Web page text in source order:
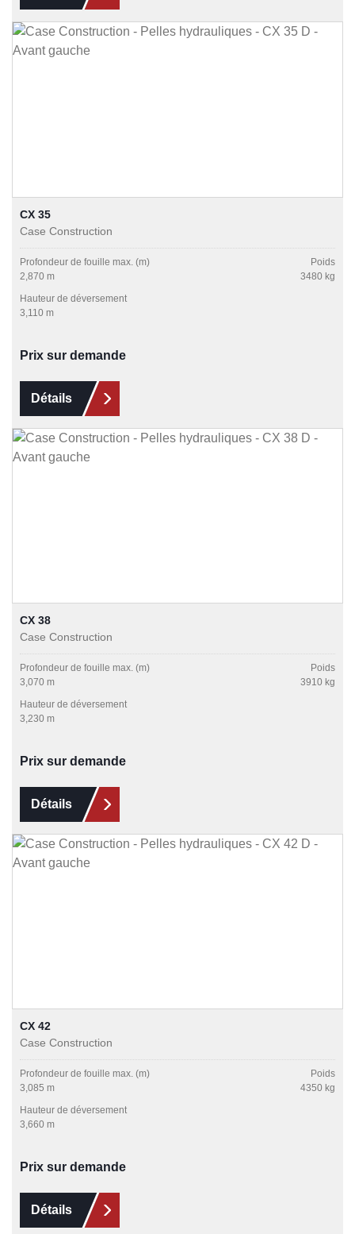
CX 35
Case Construction
Profondeur de fouille max. (m)
2,870 m
Poids
3480 kg
Hauteur de déversement
3,110 m
Prix sur demande
Détails
CX 38
Case Construction
Profondeur de fouille max. (m)
3,070 m
Poids
3910 kg
Hauteur de déversement
3,230 m
Prix sur demande
Détails
CX 42
Case Construction
Profondeur de fouille max. (m)
3,085 m
Poids
4350 kg
Hauteur de déversement
3,660 m
Prix sur demande
Détails